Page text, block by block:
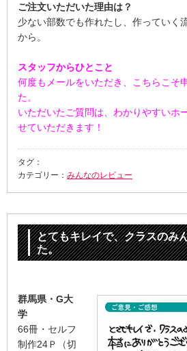
ご注文いただいた理由は？
少ない部数でも作れたし、作っていく
から。
スタッフからひとこと
何度もメールをいただき、こちらこそ
た。
いただいたご質問は、わかりやすいホ
せていただきます！
タグ：
カテゴリー： みんなのレビュー
とてもキレイで、クラスのみ
た。
群馬県・G大
学
66冊・セルフ
制作24Ｐ（切